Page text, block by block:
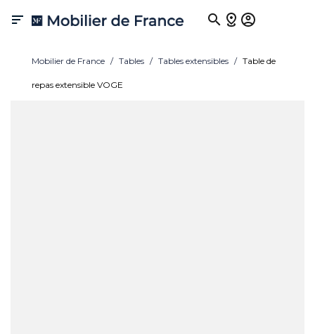

Mobilier de France Tables Tables extensibles Table de
repas extensible VOGE